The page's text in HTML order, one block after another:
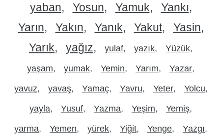
yaban Yosun Yamuk
Yankı
Yarın
Yakın Yanık Yakut
Yasin
Yarık
yağız yulaf yazık Yüzük
yaşam yumak Yemin Yarım Yazar
yavuz yavaş Yamaç Yavru Yeter Yolcu
yayla Yusuf Yazma Yeşim Yemiş
yarma Yemen yürek Yiğit Yenge Yazgı